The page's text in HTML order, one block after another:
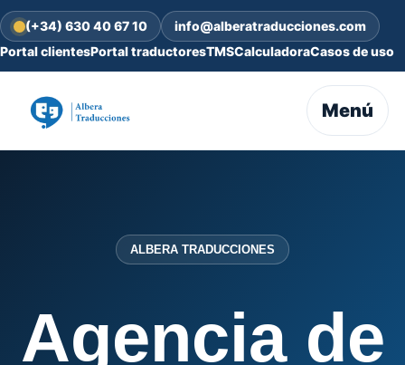
(+34) 630 40 67 10
info@alberatraducciones.com
Portal clientesPortal traductoresTMSCalculadoraCasos de uso
Menú
ALBERA TRADUCCIONES
Agencia de